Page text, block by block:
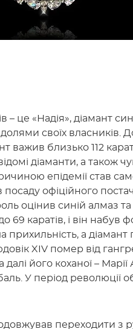
– це «Надія», діамант
своїх власників.
важив близько 112
діаманти, а також
епідемії став
офіційного
оцінив синій алмаз
69 каратів, і він
а
XIV помер від
далі його коханої –
У період революції
переходити з